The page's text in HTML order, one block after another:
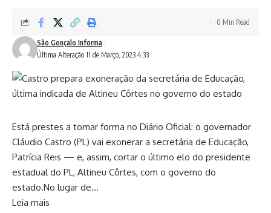
Última Alteração 11 de Março, 2023 4:33
São Gonçalo Informa
0 Min Read
Está prestes a tomar forma no Diário Oficial: o governador
Cláudio Castro (PL) vai exonerar a secretária de Educação,
Patrícia Reis — e, assim, cortar o último elo do presidente
estadual do PL, Altineu Côrtes, com o governo do
estado.No lugar de…
Leia mais